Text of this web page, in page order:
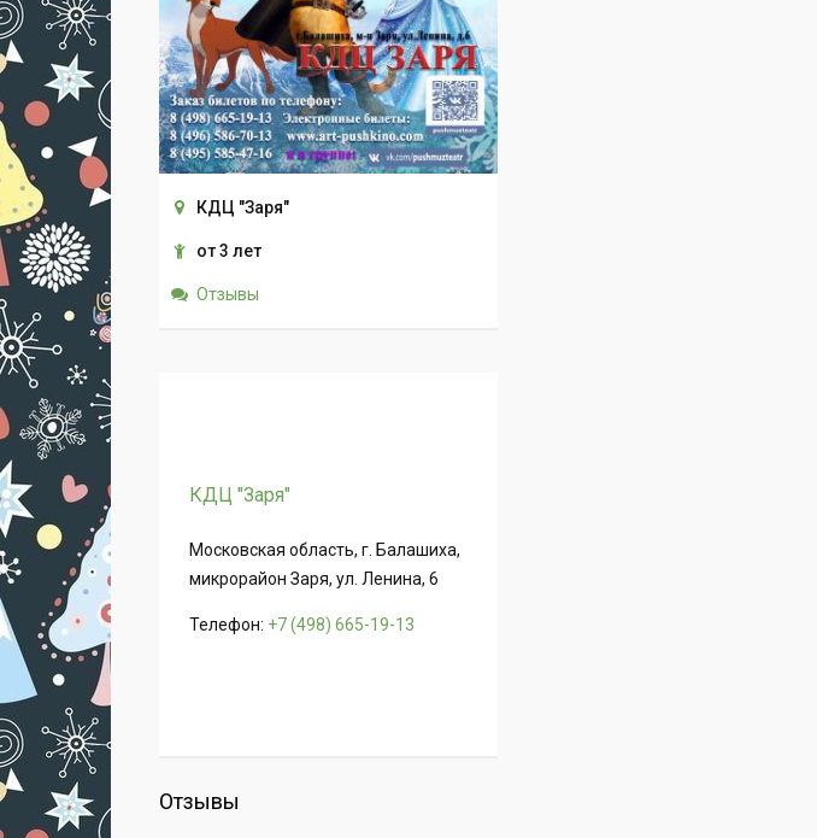
КДЦ "Заря"
от 3 лет
Отзывы
КДЦ "Заря"
Московская область, г. Балашиха,
микрорайон Заря, ул. Ленина, 6
Телефон: +7 (498) 665-19-13
Отзывы